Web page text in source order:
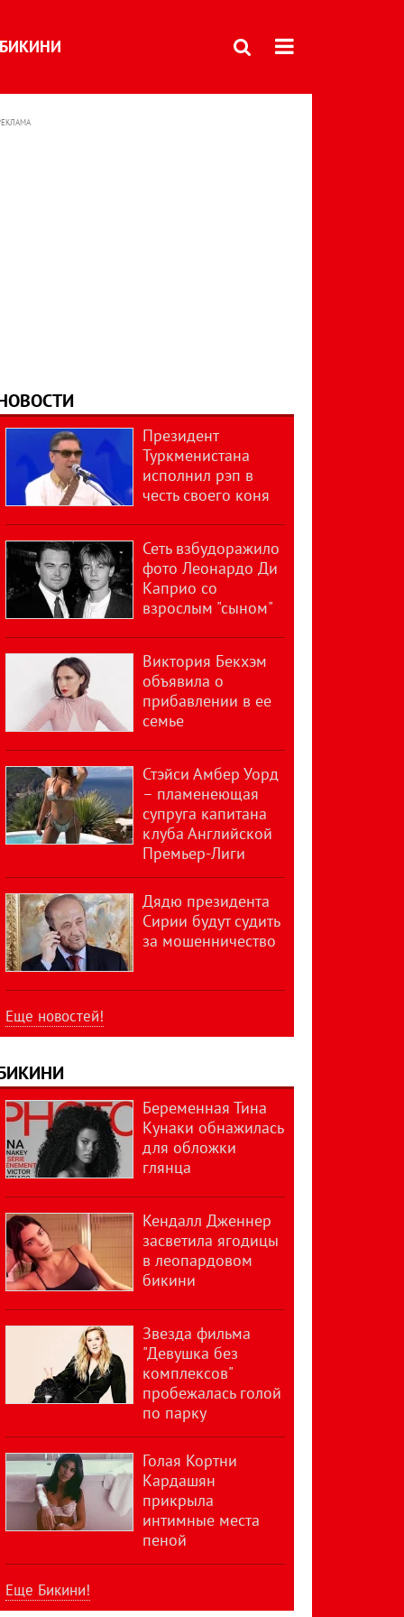
БИКИНИ
Президент
Туркменистана
исполнил рэп в
честь своего коня
Сеть взбудоражило
фото Леонардо Ди
Каприо со
взрослым "сыном"
Виктория Бекхэм
объявила о
прибавлении в ее
семье
Стэйси Амбер Уорд
– пламенеющая
супруга капитана
клуба Английской
Премьер-Лиги
Дядю президента
Сирии будут судить
за мошенничество
Еще новостей!
Беременная Тина
Кунаки обнажилась
для обложки
глянца
Кендалл Дженнер
засветила ягодицы
в леопардовом
бикини
Звезда фильма
"Девушка без
комплексов"
пробежалась голой
по парку
Голая Кортни
Кардашян
прикрыла
интимные места
пеной
Еще Бикини!